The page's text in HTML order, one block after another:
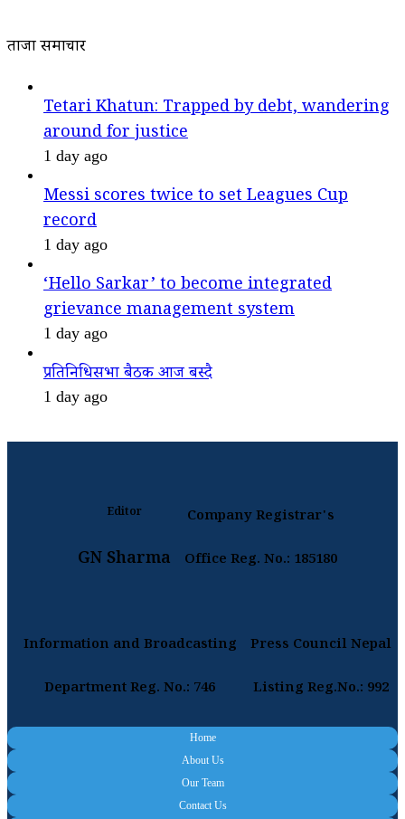
ताजा समाचार
Tetari Khatun: Trapped by debt, wandering
around for justice
1 day ago
Messi scores twice to set Leagues Cup
record
1 day ago
‘Hello Sarkar’ to become integrated
grievance management system
1 day ago
प्रतिनिधिसभा बैठक आज बस्दै
1 day ago
Editor
GN Sharma
Company Registrar's
Office Reg. No.: 185180
Information and Broadcasting
Department Reg. No.: 746
Press Council Nepal
Listing Reg.No.: 992
Home
About Us
Our Team
Contact Us